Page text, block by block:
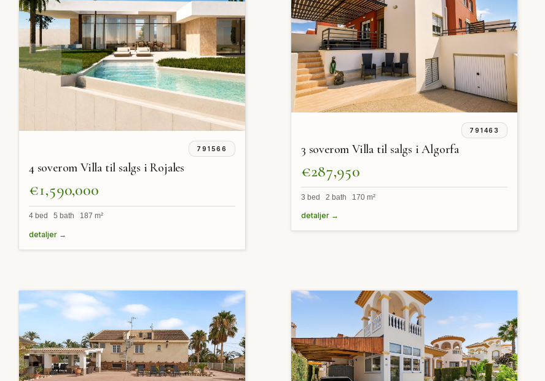
791566
4 soverom Villa til salgs i Rojales
€1,590,000
4 bed 5 bath 187 m²
detaljer →
791463
3 soverom Villa til salgs i Algorfa
€287,950
3 bed 2 bath 170 m²
detaljer →